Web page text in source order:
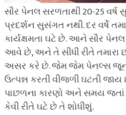
સૌર પેનલ સરળતાથી 20-25
પ્રદર્શન સુસંગત નથી. દર વર્ષે
કાર્યક્ષમતા ઘટે છે. આને સૌર
આવે છે, અને તે સીધી રીતે તમારા
અસર કરે છે. જેમ જેમ પેનલ્સ
ઉત્પન્ન કરતી વીજળી ઘટતી
પાછળના કારણો અને સમય જતાં
કેવી રીતે ઘટે છે તે શોધીશું.